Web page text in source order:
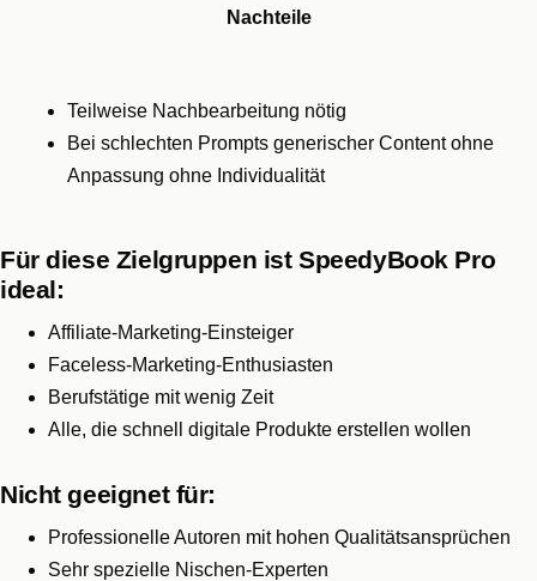
Nachteile
Teilweise Nachbearbeitung nötig
Bei schlechten Prompts generischer Content ohne
Anpassung ohne Individualität
Für diese Zielgruppen ist SpeedyBook Pro
ideal:
Affiliate-Marketing-Einsteiger
Faceless-Marketing-Enthusiasten
Berufstätige mit wenig Zeit
Alle, die schnell digitale Produkte erstellen wollen
Nicht geeignet für:
Professionelle Autoren mit hohen Qualitätsansprüchen
Sehr spezielle Nischen-Experten